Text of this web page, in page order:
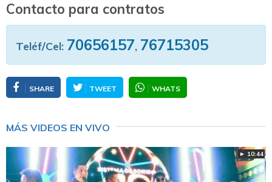
Contacto para contratos
Teléf/Cel: 70656157, 76715305
SHARE TWEET WHATS
MÁS VIDEOS EN VIVO
► 10:44